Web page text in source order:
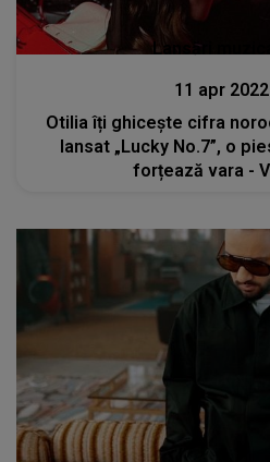
Lansări
11 apr 2022
Otilia îți ghicește cifra
lansat „Lucky No.7”, o
forțează vara -